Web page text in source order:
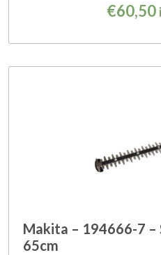
€60,50
Makita – 194666-7 –
65cm